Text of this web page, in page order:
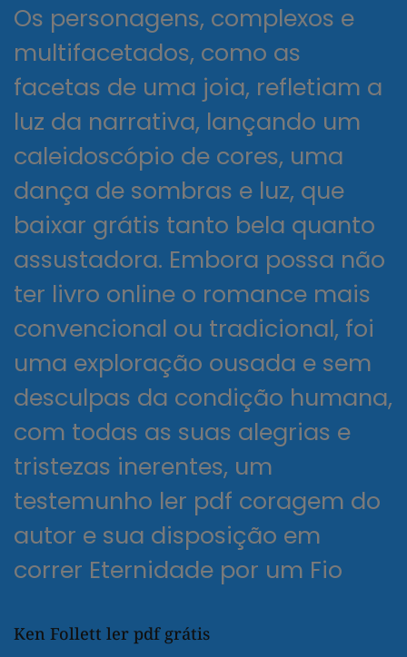
Os personagens, complexos e
multifacetados, como as
facetas de uma joia, refletiam a
luz da narrativa, lançando um
caleidoscópio de cores, uma
dança de sombras e luz, que
baixar grátis tanto bela quanto
assustadora. Embora possa não
ter livro online o romance mais
convencional ou tradicional, foi
uma exploração ousada e sem
desculpas da condição humana,
com todas as suas alegrias e
tristezas inerentes, um
testemunho ler pdf coragem do
autor e sua disposição em
correr Eternidade por um Fio
Ken Follett ler pdf grátis